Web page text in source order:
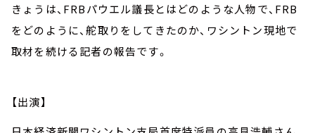
きょうは、FRBパウエル議長とはどのような人物で、FRB
をどのように、舵取りをしてきたのか、ワシントン現地で
取材を続ける記者の報告です。
【出演】